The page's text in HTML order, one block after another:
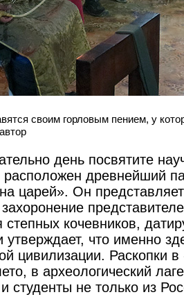
своим горловым пением, у
день посвятите
древнейший
царей». Он
степных кочевников,
утверждает, что именно
цивилизации. Раскопки
в археологический
студенты не только из